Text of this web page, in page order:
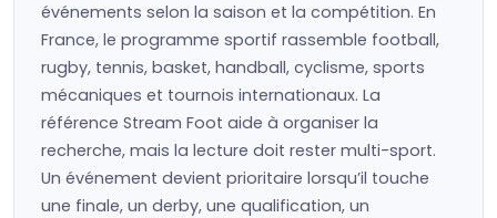
événements selon la saison et la compétition. En
France, le programme sportif rassemble football,
rugby, tennis, basket, handball, cyclisme, sports
mécaniques et tournois internationaux. La
référence Stream Foot aide à organiser la
recherche, mais la lecture doit rester multi-sport.
Un événement devient prioritaire lorsqu’il touche
une finale, un derby, une qualification, un